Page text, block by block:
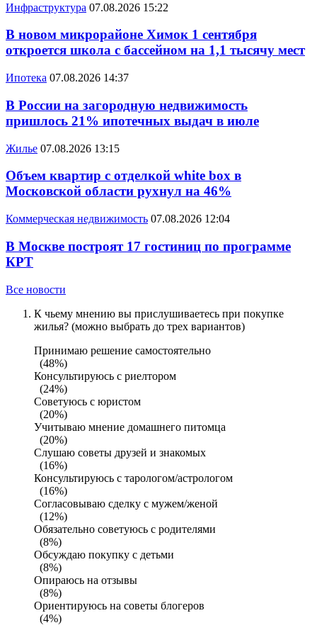
Инфраструктура 07.08.2026 15:22
В новом микрорайоне Химок 1 сентября
откроется школа с бассейном на 1,1 тысячу мест
Ипотека 07.08.2026 14:37
В России на загородную недвижимость
пришлось 21% ипотечных выдач в июле
Жилье 07.08.2026 13:15
Объем квартир с отделкой white box в
Московской области рухнул на 46%
Коммерческая недвижимость 07.08.2026 12:04
В Москве построят 17 гостиниц по программе
КРТ
Все новости
К чьему мнению вы прислушиваетесь при покупке
жилья? (можно выбрать до трех вариантов)
Принимаю решение самостоятельно
(48%)
Консультируюсь с риелтором
(24%)
Советуюсь с юристом
(20%)
Учитываю мнение домашнего питомца
(20%)
Слушаю советы друзей и знакомых
(16%)
Консультируюсь с тарологом/астрологом
(16%)
Согласовываю сделку с мужем/женой
(12%)
Обязательно советуюсь с родителями
(8%)
Обсуждаю покупку с детьми
(8%)
Опираюсь на отзывы
(8%)
Ориентируюсь на советы блогеров
(4%)